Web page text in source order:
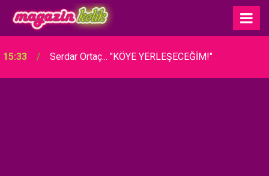
15:33 Serdar Ortaç... "KÖYE YERLEŞECEĞİM!"